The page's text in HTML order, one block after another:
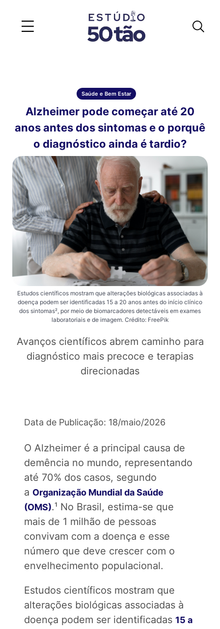
Saúde e Bem Estar
Alzheimer pode começar até 20
anos antes dos sintomas e o porquê
o diagnóstico ainda é tardio?
Estudos científicos mostram que alterações biológicas associadas à
doença podem ser identificadas 15 a 20 anos antes do início clínico
dos sintomas², por meio de biomarcadores detectáveis em exames
laboratoriais e de imagem. Crédito: FreePik
Avanços científicos abrem caminho para
diagnóstico mais precoce e terapias
direcionadas
Data de Publicação: 18/maio/2026
O Alzheimer é a principal causa de
demência no mundo, representando
até 70% dos casos, segundo
a Organização Mundial da Saúde
(OMS).¹ No Brasil, estima-se que
mais de 1 milhão de pessoas
convivam com a doença e esse
número que deve crescer com o
envelhecimento populacional.
Estudos científicos mostram que
alterações biológicas associadas à
doença podem ser identificadas 15 a